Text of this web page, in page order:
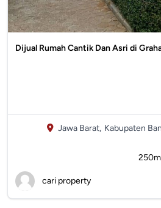
Dijual Rumah Cantik Dan Asri di
Jawa Barat, Kabupaten
250m
cari property